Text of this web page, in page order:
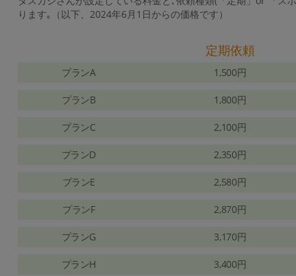
ります｡（以下、2024年6月1日からの価格です）
定期依頼
プランA 1,500円
プランB 1,800円
プランC 2,100円
プランD 2,350円
プランE 2,580円
プランF 2,870円
プランG 3,170円
プランH 3,400円